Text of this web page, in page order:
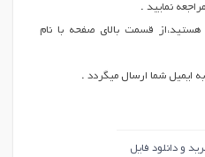
مراجعه نمایید .
قسمت بالای صفحه با نام
ایمیل شما ارسال میگردد .
و دانلود فایل